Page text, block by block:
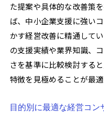
た提案や具体的な改善策
ば、中小企業支援に強い
かす経営改善に精通して
の支援実績や業界知識、
さを基準に比較検討する
特徴を見極めることが最
目的別に最適な経営コン